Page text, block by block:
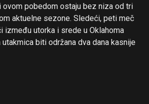
ovom pobedom ostaju bez niza od tri
aktuelne sezone. Sledeći, peti meč
između utorka i srede u Oklahoma
biti održana dva dana kasnije